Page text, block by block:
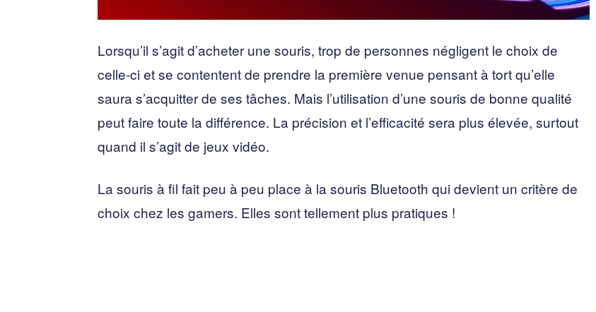
Lorsqu’il s’agit d’acheter une souris, trop de personnes négligent le choix de
celle-ci et se contentent de prendre la première venue pensant à tort qu’elle
saura s’acquitter de ses tâches. Mais l’utilisation d’une souris de bonne qualité
peut faire toute la différence. La précision et l’efficacité sera plus élevée, surtout
quand il s’agit de jeux vidéo.
La souris à fil fait peu à peu place à la souris Bluetooth qui devient un critère de
choix chez les gamers. Elles sont tellement plus pratiques !